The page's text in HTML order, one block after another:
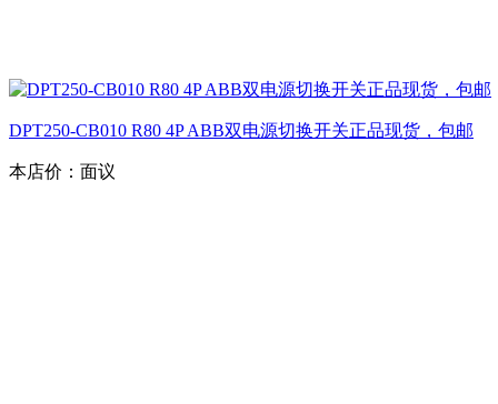
DPT250-CB010 R80 4P ABB双电源切换开关正品现货，包邮
本店价： 面议